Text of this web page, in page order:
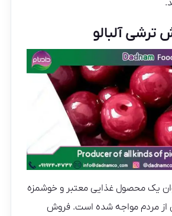
ترشی آلبالو
یک محصول غذایی معتبر و خوشمزه
از مردم مواجه شده است. فروش